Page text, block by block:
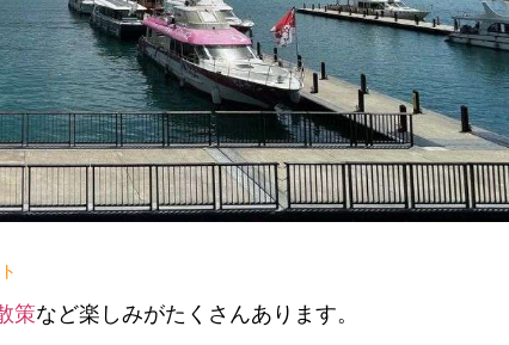
策など楽しみがたくさんあります。